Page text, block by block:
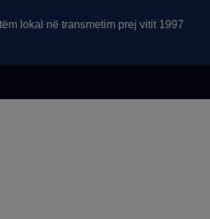
lokal në transmetim prej vitit 1997